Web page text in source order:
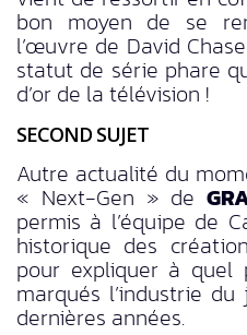
bon moyen de se
l’œuvre de David
statut de série phare
d’or de la télévision !
SECOND SUJET
Autre actualité du
« Next-Gen » de
permis à l’équipe de
historique des
pour expliquer à
marqués l’industrie
dernières années.